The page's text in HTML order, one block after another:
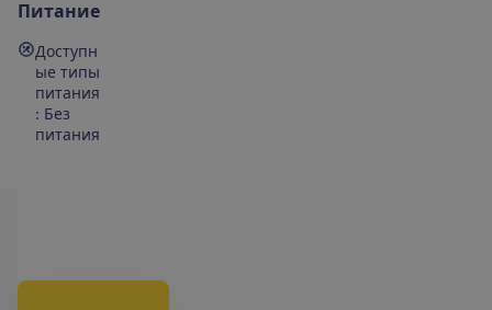
Питание
Доступн
ые типы
питания
: Без
питания